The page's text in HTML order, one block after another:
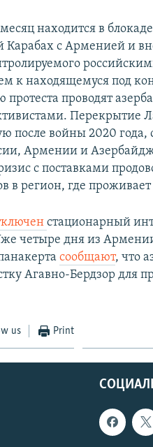
находится в
с Арменией и
к находящемуся под
проводят
Перекрытие
после войны 2020 года,
Армении и
с поставками
в регион, где
стационарный
четыре дня из
сообщают, что
Агавно-Бердзор для
us Print